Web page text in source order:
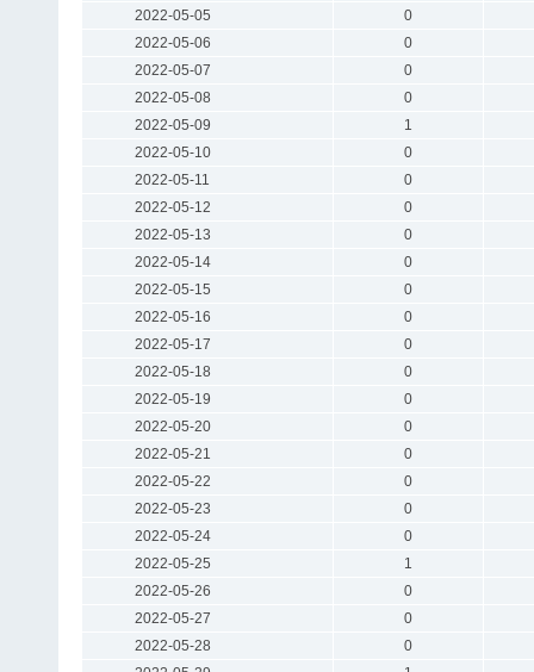
2022-05-05
0
2022-05-06
0
2022-05-07
0
2022-05-08
0
2022-05-09
1
2022-05-10
0
2022-05-11
0
2022-05-12
0
2022-05-13
0
2022-05-14
0
2022-05-15
0
2022-05-16
0
2022-05-17
0
2022-05-18
0
2022-05-19
0
2022-05-20
0
2022-05-21
0
2022-05-22
0
2022-05-23
0
2022-05-24
0
2022-05-25
1
2022-05-26
0
2022-05-27
0
2022-05-28
0